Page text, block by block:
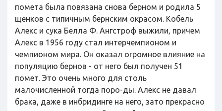
помета была повязана снова берном и родила 5
щенков с типичным бернским окрасом. Кобель
Алекс и сука Белла Ф. Ангстроф выжили, причем
Алекс в 1956 году стал интерчемпионом и
чемпионом мира. Он оказал огромное влияние на
популяцию бернов - от него был получен 51
помет. Это очень много для столь
малочисленной тогда поро-ды. Алекс не давал
брака, даже в инбридинге на него, зато прекрасно